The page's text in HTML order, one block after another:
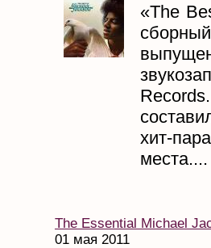
«The
хит-
места....
The Essential Michael
01 мая 2011